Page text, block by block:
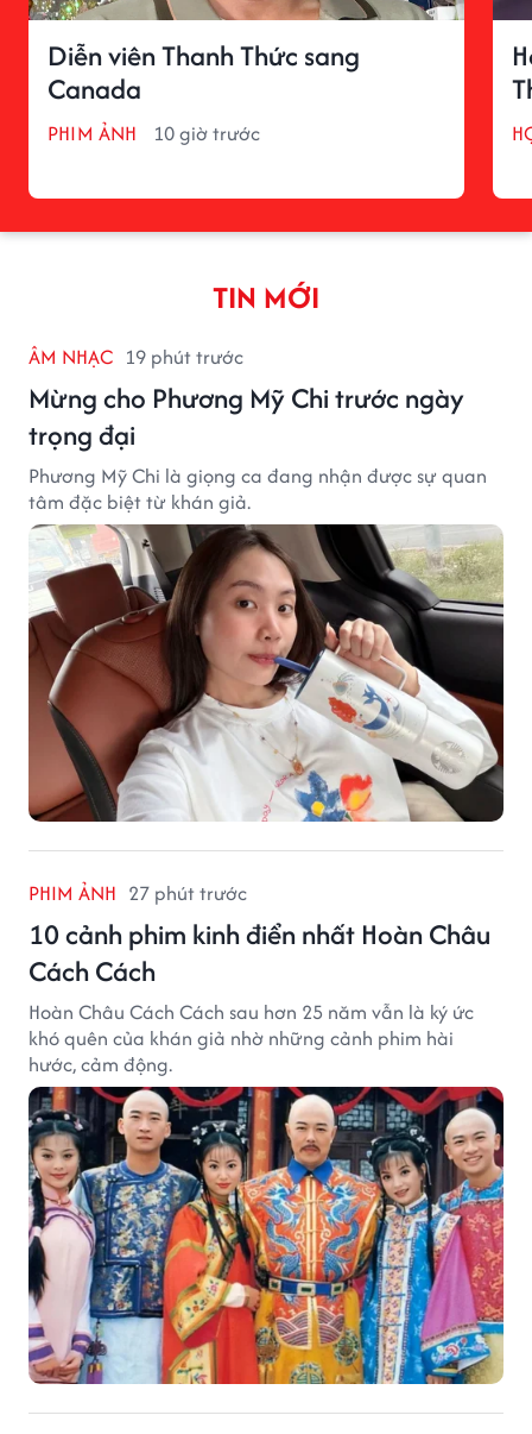
Diễn viên Thanh Thức sang
Canada
PHIM ẢNH 10 giờ trước
TIN MỚI
ÂM NHẠC 19 phút trước
Mừng cho Phương Mỹ Chi trước ngày
trọng đại
Phương Mỹ Chi là giọng ca đang nhận được sự quan
tâm đặc biệt từ khán giả.
PHIM ẢNH 27 phút trước
10 cảnh phim kinh điển nhất Hoàn Châu
Cách Cách
Hoàn Châu Cách Cách sau hơn 25 năm vẫn là ký ức
khó quên của khán giả nhờ những cảnh phim hài
hước, cảm động.